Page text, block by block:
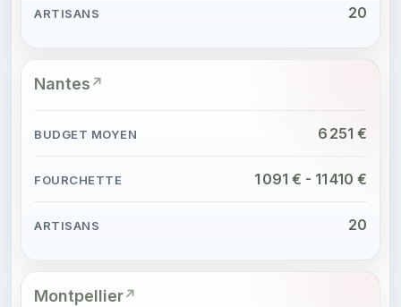
20
Nantes
6 251 €
1 091 € - 11 410 €
20
Montpellier